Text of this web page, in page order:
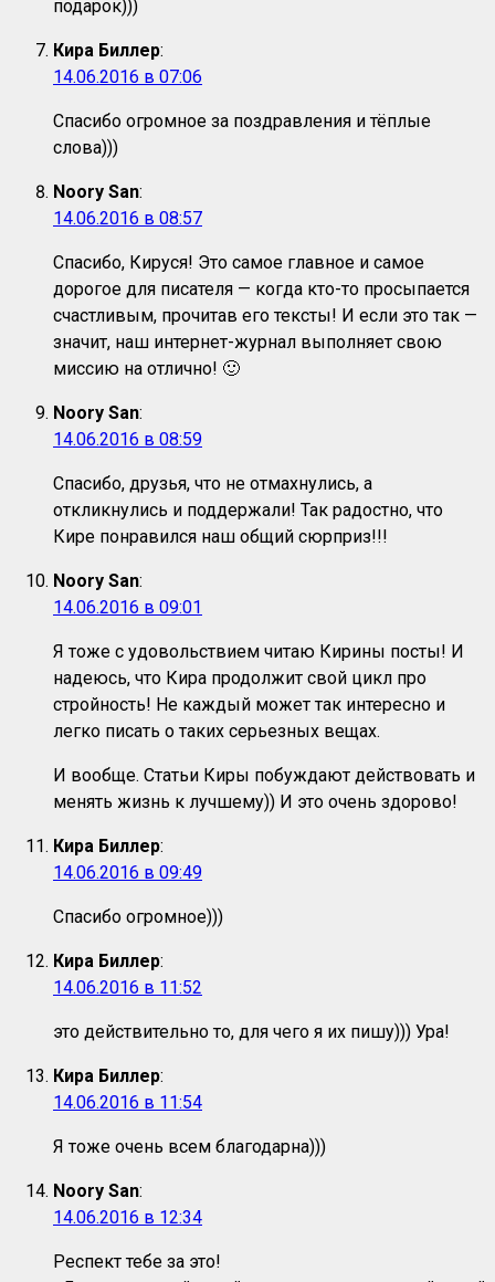
подарок)))
Кира Биллер:
14.06.2016 в 07:06
Спасибо огромное за поздравления и тёплые
слова)))
Noory San:
14.06.2016 в 08:57
Спасибо, Кируся! Это самое главное и самое
дорогое для писателя — когда кто-то просыпается
счастливым, прочитав его тексты! И если это так —
значит, наш интернет-журнал выполняет свою
миссию на отлично! 🙂
Noory San:
14.06.2016 в 08:59
Спасибо, друзья, что не отмахнулись, а
откликнулись и поддержали! Так радостно, что
Кире понравился наш общий сюрприз!!!
Noory San:
14.06.2016 в 09:01
Я тоже с удовольствием читаю Кирины посты! И
надеюсь, что Кира продолжит свой цикл про
стройность! Не каждый может так интересно и
легко писать о таких серьезных вещах.
И вообще. Статьи Киры побуждают действовать и
менять жизнь к лучшему)) И это очень здорово!
Кира Биллер:
14.06.2016 в 09:49
Спасибо огромное)))
Кира Биллер:
14.06.2016 в 11:52
это действительно то, для чего я их пишу))) Ура!
Кира Биллер:
14.06.2016 в 11:54
Я тоже очень всем благодарна)))
Noory San:
14.06.2016 в 12:34
Респект тебе за это!